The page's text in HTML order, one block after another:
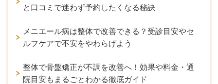
と口コミで迷わず予約したくなる秘訣
メニエール病は整体で改善できる？受診目安やセ
ルフケアで不安をやわらげよう
整体で骨盤矯正が不調を改善へ！効果や料金・通
院目安もまるごとわかる徹底ガイド